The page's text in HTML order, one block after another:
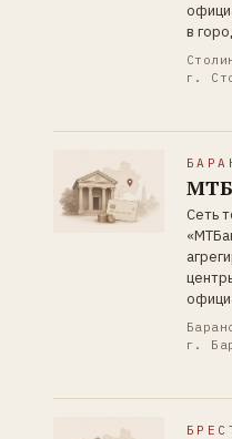
в
г.
Сеть
г.